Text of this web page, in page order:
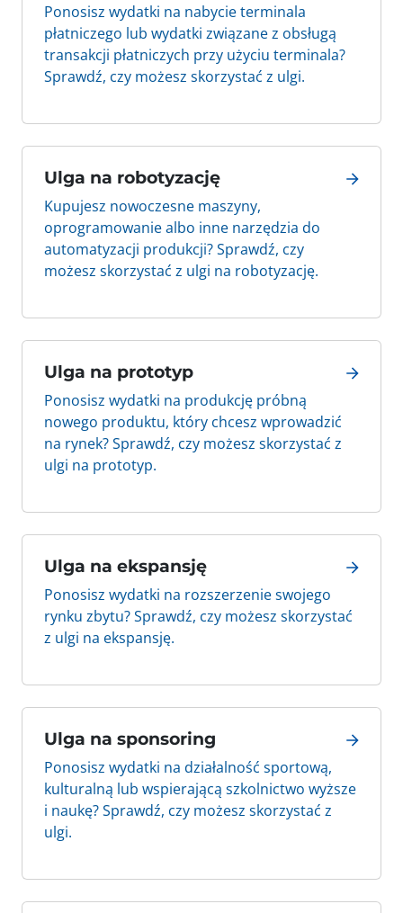
Ponosisz wydatki na nabycie terminala
płatniczego lub wydatki związane z obsługą
transakcji płatniczych przy użyciu terminala?
Sprawdź, czy możesz skorzystać z ulgi.
Ulga na robotyzację
Kupujesz nowoczesne maszyny,
oprogramowanie albo inne narzędzia do
automatyzacji produkcji? Sprawdź, czy
możesz skorzystać z ulgi na robotyzację.
Ulga na prototyp
Ponosisz wydatki na produkcję próbną
nowego produktu, który chcesz wprowadzić
na rynek? Sprawdź, czy możesz skorzystać z
ulgi na prototyp.
Ulga na ekspansję
Ponosisz wydatki na rozszerzenie swojego
rynku zbytu? Sprawdź, czy możesz skorzystać
z ulgi na ekspansję.
Ulga na sponsoring
Ponosisz wydatki na działalność sportową,
kulturalną lub wspierającą szkolnictwo wyższe
i naukę? Sprawdź, czy możesz skorzystać z
ulgi.